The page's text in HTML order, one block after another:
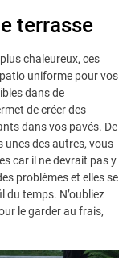
terrasse
chaleureux, ces
uniforme pour vos
dans de
de créer des
dans vos pavés. De
unes des autres, vous
car il ne devrait pas y
problèmes et elles se
temps. N’oubliez
le garder au frais,